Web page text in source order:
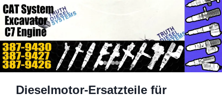
Dieselmotor-Ersatzteile für